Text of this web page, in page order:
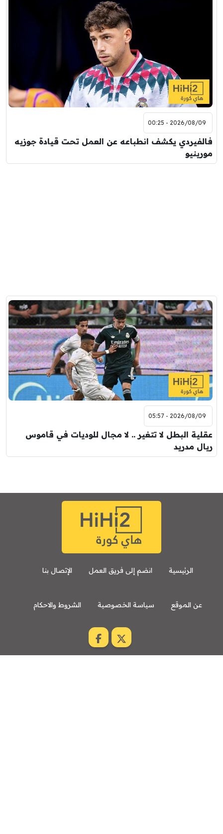
2026/08/09 - 00:25
فالفيردي يكشف انطباعه عن العمل تحت قيادة جوزيه
مورينيو
2026/08/09 - 05:57
عقلية البطل لا تتغير .. لا مجال للوديات في قاموس
ريال مدريد
الرئيسية انضم إلى فريق العمل الإتصال بنا
عن الموقع سياسة الخصوصية الشروط والاحكام